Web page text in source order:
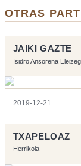
OTRAS
JAIKI GAZTE
Isidro Ansorena
2019-12-21
TXAPELOAZ
Herrikoia